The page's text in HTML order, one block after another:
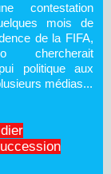
contestation
mois de
de la FIFA,
chercherait
politique aux
médias...